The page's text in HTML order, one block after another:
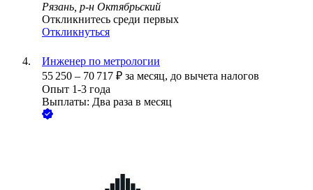
Рязань, р-н Октябрьский
Откликнитесь среди первых
Откликнуться
Инженер по метрологии
55 250 – 70 717 ₽ за месяц, до вычета налогов
Опыт 1-3 года
Выплаты: Два раза в месяц